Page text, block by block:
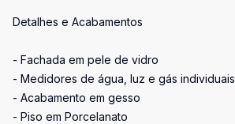
Detalhes e Acabamentos
- Fachada em pele de vidro
- Medidores de água, luz e gás individuais
- Acabamento em gesso
- Piso em Porcelanato